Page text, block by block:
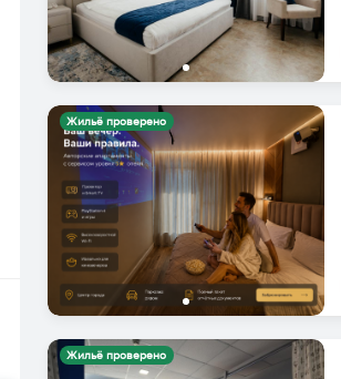
Жильё проверено
Жильё проверено